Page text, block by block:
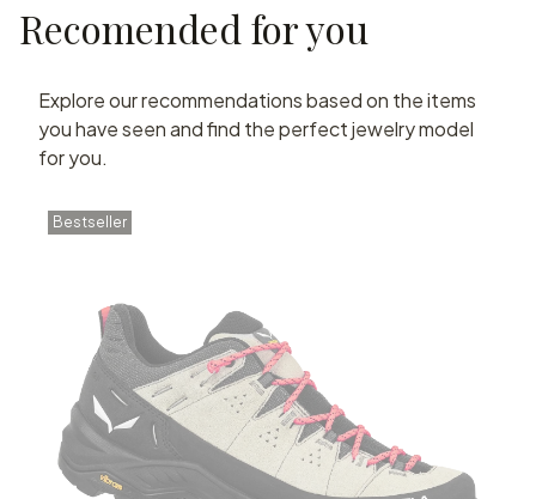
Recomended for you
Explore our recommendations based on the items
you have seen and find the perfect jewelry model
for you.
Bestseller